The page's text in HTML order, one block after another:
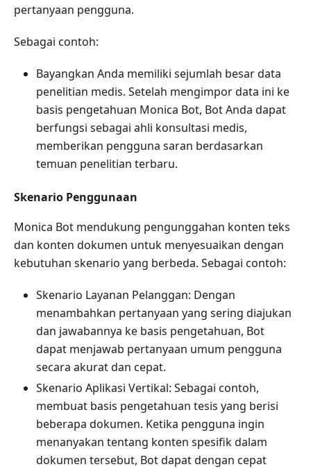
pertanyaan pengguna.
Sebagai contoh:
Bayangkan Anda memiliki sejumlah besar data
penelitian medis. Setelah mengimpor data ini ke
basis pengetahuan Monica Bot, Bot Anda dapat
berfungsi sebagai ahli konsultasi medis,
memberikan pengguna saran berdasarkan
temuan penelitian terbaru.
Skenario Penggunaan
Monica Bot mendukung pengunggahan konten teks
dan konten dokumen untuk menyesuaikan dengan
kebutuhan skenario yang berbeda. Sebagai contoh:
Skenario Layanan Pelanggan: Dengan
menambahkan pertanyaan yang sering diajukan
dan jawabannya ke basis pengetahuan, Bot
dapat menjawab pertanyaan umum pengguna
secara akurat dan cepat.
Skenario Aplikasi Vertikal: Sebagai contoh,
membuat basis pengetahuan tesis yang berisi
beberapa dokumen. Ketika pengguna ingin
menanyakan tentang konten spesifik dalam
dokumen tersebut, Bot dapat dengan cepat